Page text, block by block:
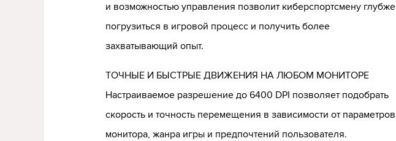
и возможностью управления позволит киберспортсмену глубже
погрузиться в игровой процесс и получить более
захватывающий опыт.
ТОЧНЫЕ И БЫСТРЫЕ ДВИЖЕНИЯ НА ЛЮБОМ МОНИТОРЕ
Настраиваемое разрешение до 6400 DPI позволяет подобрать
скорость и точность перемещения в зависимости от параметров
монитора, жанра игры и предпочтений пользователя.